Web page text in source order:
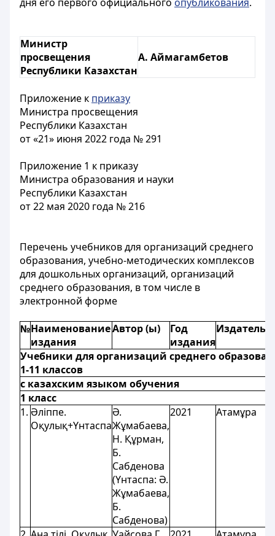
Министр
просвещения
Республики Казахстан
А. Аймагамбетов
Приложение к приказу
Министра просвещения
Республики Казахстан
от «21» июня 2022 года № 291
Приложение 1 к приказу
Министра образования и науки
Республики Казахстан
от 22 мая 2020 года № 216
Перечень учебников для организаций среднего
образования, учебно-методических комплексов
для дошкольных организаций, организаций
среднего образования, в том числе в
электронной форме
№Наименование
издания
Автор (ы)
Год
издания
Учебники для организаций среднего
1-11 классов
с казахским языком обучения
1 класс
1. Әліппе.
Оқулық+Үнтаспа
Ә.
Жұмабаева,
Н. Құрман,
Б.
Сабденова
(Үнтаспа: Ә.
Жұмабаева,
Б.
Сабденова)
2021 Атамұра